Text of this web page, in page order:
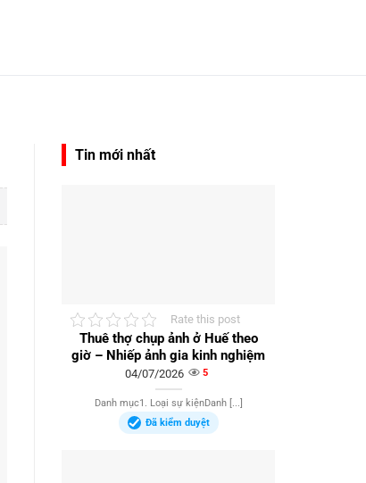
Tin mới nhất
Rate this post
Thuê thợ chụp ảnh ở Huế theo
giờ – Nhiếp ảnh gia kinh nghiệm
04/07/2026 5
Danh mục1. Loại sự kiệnDanh [...]
Đã kiểm duyệt